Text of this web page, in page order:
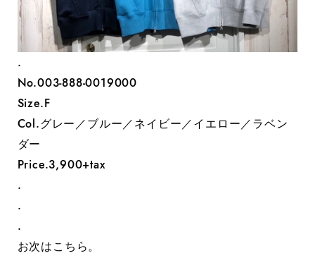
.
No.‭003-888-0019000‬
Size.F
Col.グレー／ブルー／ネイビー／イエロー／ラベン
ダー
Price.3,900+tax
.
.
.
お次はこちら。